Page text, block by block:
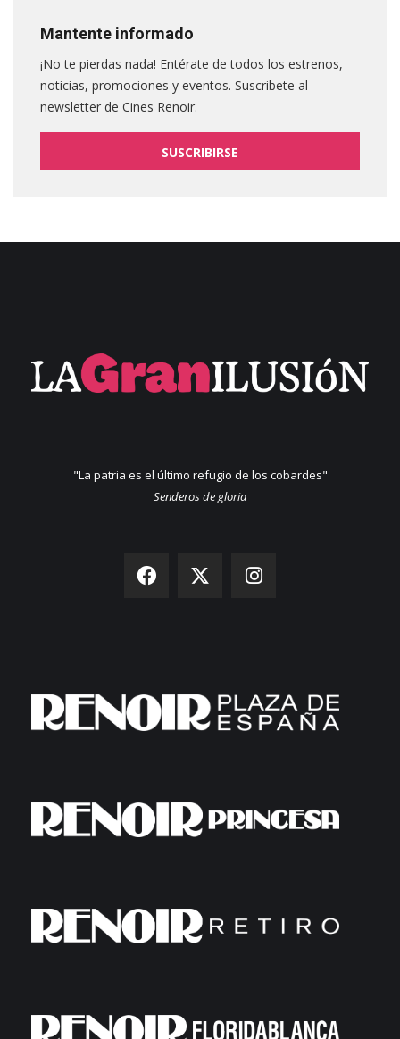
Mantente informado
¡No te pierdas nada! Entérate de todos los estrenos,
noticias, promociones y eventos. Suscribete al
newsletter de Cines Renoir.
SUSCRIBIRSE
"La patria es el último refugio de los cobardes"
Senderos de gloria